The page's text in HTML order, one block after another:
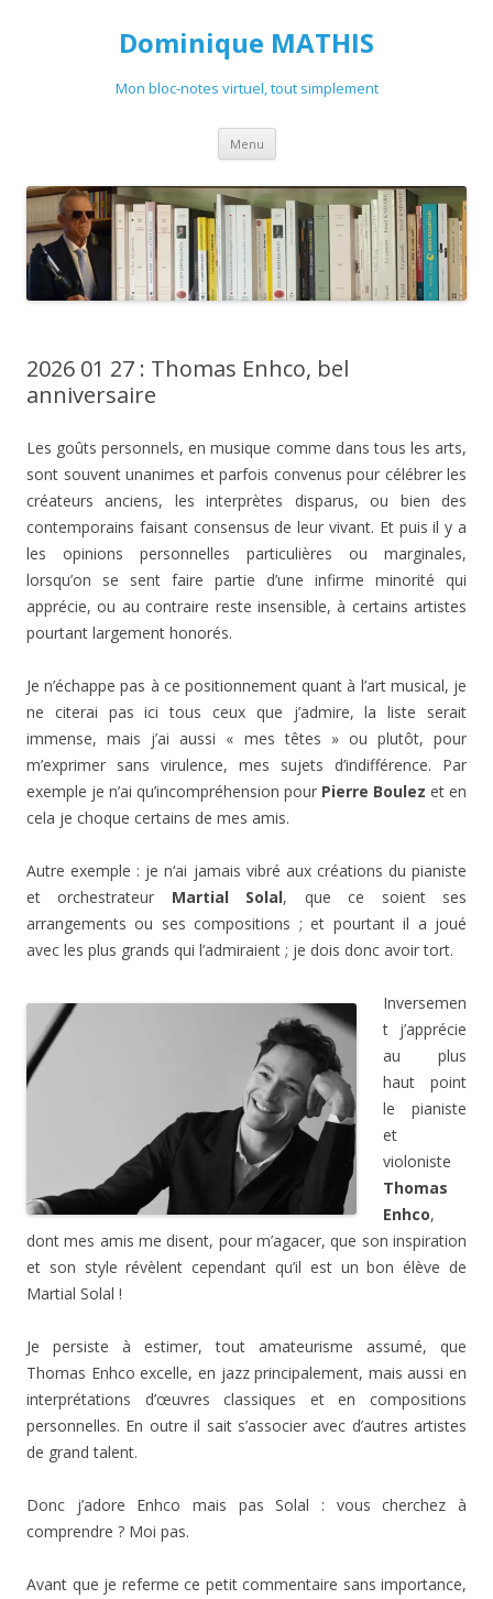
Dominique MATHIS
Mon bloc-notes virtuel, tout simplement
Menu Aller
contenu
2026 01 27 : Thomas Enhco, bel
anniversaire
Les goûts personnels, en musique comme dans tous les arts,
sont souvent unanimes et parfois convenus pour célébrer les
créateurs anciens, les interprètes disparus, ou bien des
contemporains faisant consensus de leur vivant. Et puis il y a
les opinions personnelles particulières ou marginales,
lorsqu’on se sent faire partie d’une infirme minorité qui
apprécie, ou au contraire reste insensible, à certains artistes
pourtant largement honorés.
Je n’échappe pas à ce positionnement quant à l’art musical, je
ne citerai pas ici tous ceux que j’admire, la liste serait
immense, mais j’ai aussi « mes têtes » ou plutôt, pour
m’exprimer sans virulence, mes sujets d’indifférence. Par
exemple je n’ai qu’incompréhension pour Pierre Boulez et en
cela je choque certains de mes amis.
Autre exemple : je n‘ai jamais vibré aux créations du pianiste
et orchestrateur Martial Solal, que ce soient ses
arrangements ou ses compositions ; et pourtant il a joué
avec les plus grands qui l’admiraient ; je dois donc avoir tort.
Inversemen
t j’apprécie
au plus
haut point
le pianiste
et
violoniste
Thomas
Enhco,
dont mes amis me disent, pour m’agacer, que son inspiration
et son style révèlent cependant qu’il est un bon élève de
Martial Solal !
Je persiste à estimer, tout amateurisme assumé, que
Thomas Enhco excelle, en jazz principalement, mais aussi en
interprétations d’œuvres classiques et en compositions
personnelles. En outre il sait s’associer avec d’autres artistes
de grand talent.
Donc j’adore Enhco mais pas Solal : vous cherchez à
comprendre ? Moi pas.
Avant que je referme ce petit commentaire sans importance,